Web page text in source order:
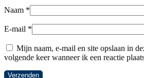
Naam *
E-mail *
Mijn naam, e-mail en site opslaan in
volgende keer wanneer ik een reactie